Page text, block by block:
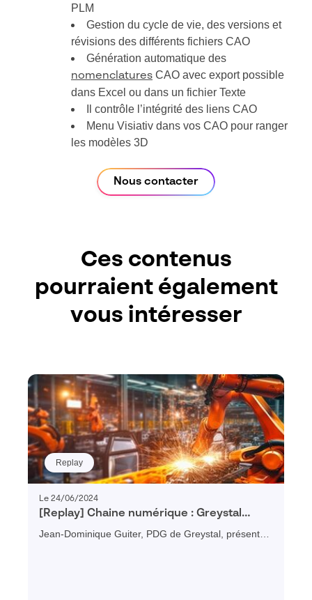
PLM
Gestion du cycle de vie, des versions et
révisions des différents fichiers CAO
Génération automatique des
nomenclatures CAO avec export possible
dans Excel ou dans un fichier Texte
Il contrôle l’intégrité des liens CAO
Menu Visiativ dans vos CAO pour ranger
les modèles 3D
Nous contacter
Ces contenus
pourraient également
vous intéresser
Replay
Le 24/06/2024
[Replay] Chaine numérique : Greystal
témoigne des bénéfices d’un PLM pour
une PME industrielle
Jean-Dominique Guiter, PDG de Greystal, présente